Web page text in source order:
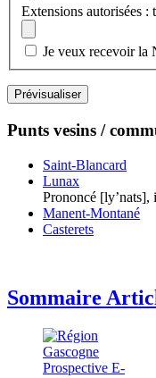
Extensions autorisées :
Je veux recevoir la
Punts vesins /
Saint-Blancard
Lunax
Prononcé
Manent-Montané
Casterets
Sommaire